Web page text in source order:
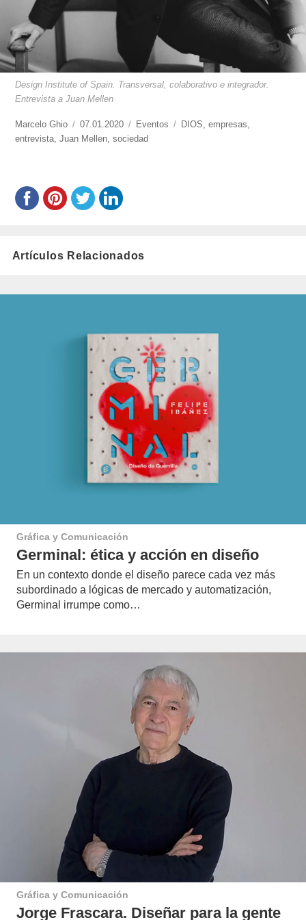
Design Institute of Spain. Transversal, colaborativo e integrador.
Entrevista a Juan Mellen
https://www.experimenta.es/author/marcelo-
ghio/
Marcelo Ghio
Publicado
el
07.01.2020 Categorías
Eventos Etiquetas
DIOS,empresas,
entrevista,Juan Mellen,sociedad
Artículos Relacionados
Gráfica y Comunicación
Germinal: ética y acción en diseño
En un contexto donde el diseño parece cada vez más
subordinado a lógicas de mercado y automatización,
Germinal irrumpe como…
Gráfica y Comunicación
Jorge Frascara. Diseñar para la gente